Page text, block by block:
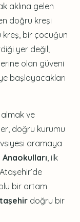
aklına gelen
doğru kreşi
kreş, bir çocuğun
yer değil;
olan güveni
başlayacakları
ve
doğru kurumu
aramaya
, ilk
bir ortam
doğru bir